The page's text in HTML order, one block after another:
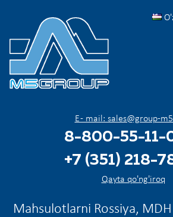
E - mail: sales@group-
8-800-55-11-
+7 (351) 218-
Qayta qo'ng'iroq
Mahsulotlarni Rossiya,